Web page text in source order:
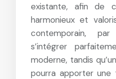
existante, afin de
harmonieux et
contemporain,
s’intégrer
moderne, tandis
pourra apporter une